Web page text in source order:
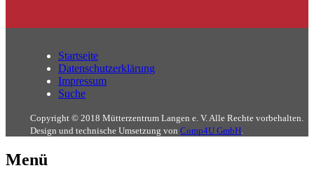
Startseite
Datenschutzerklärung
Impressum
Suche
Copyright © 2018 Mütterzentrum Langen e. V. Alle Rechte vorbehalten.
Design und technische Umsetzung von Comp4U GmbH.
Menü